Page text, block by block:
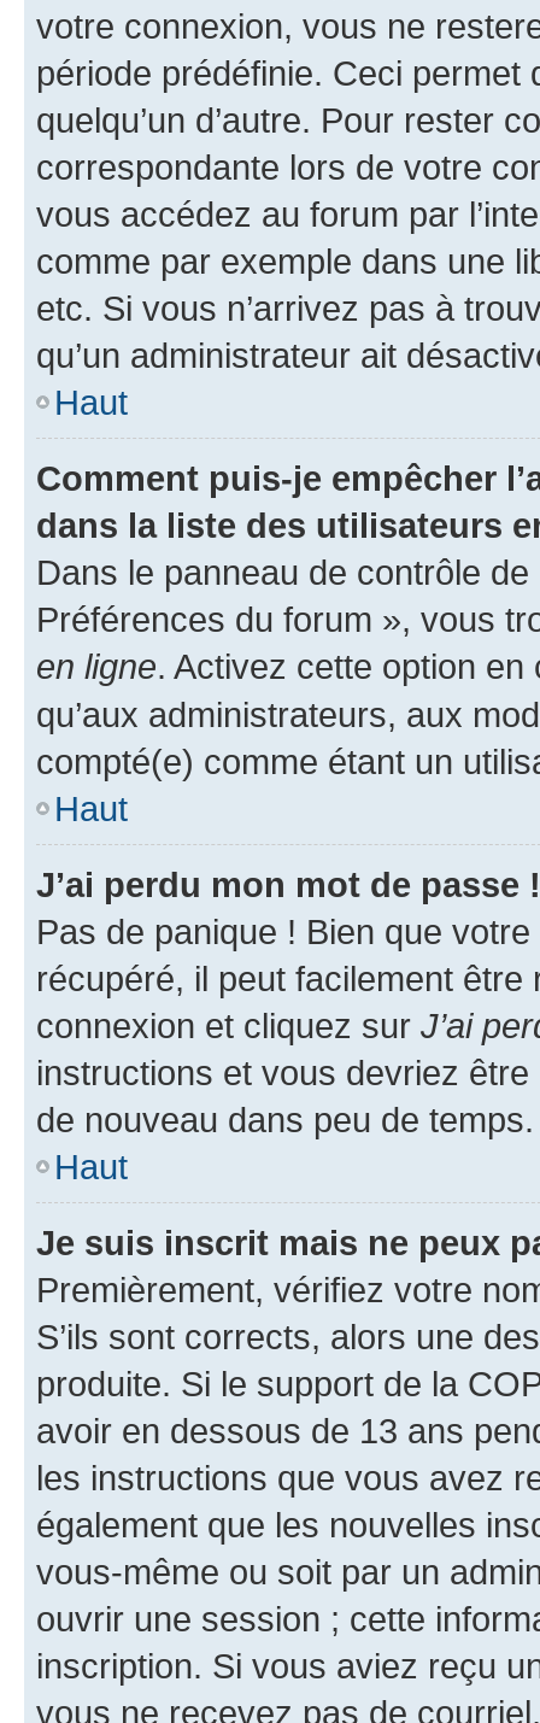
votre connexion, vous ne
période prédéfinie. Ceci permet
quelqu’un d’autre. Pour rester
correspondante lors de votre
vous accédez au forum par
comme par exemple dans une
etc. Si vous n’arrivez pas à
qu’un administrateur ait
Haut
Comment puis-je empêcher
dans la liste des utilisateurs
Dans le panneau de contrôle
Préférences du forum », vous
en ligne. Activez cette option
qu’aux administrateurs, aux
compté(e) comme étant un
Haut
J’ai perdu mon mot de passe !
Pas de panique ! Bien que
récupéré, il peut facilement
connexion et cliquez sur J’ai
instructions et vous devriez
de nouveau dans peu de temps.
Haut
Je suis inscrit mais ne peux
Premièrement, vérifiez votre
S’ils sont corrects, alors une
produite. Si le support de la
avoir en dessous de 13 ans
les instructions que vous avez
également que les nouvelles
vous-même ou soit par un
ouvrir une session ; cette
inscription. Si vous aviez reçu
vous ne recevez pas de